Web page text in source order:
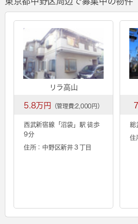
リラ高山
5.8万円 （管理費:2,000円）
西武新宿線「沼袋」駅 徒歩
9分
住所：中野区新井３丁目
総
住